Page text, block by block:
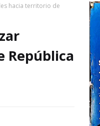
hacia territorio de
República